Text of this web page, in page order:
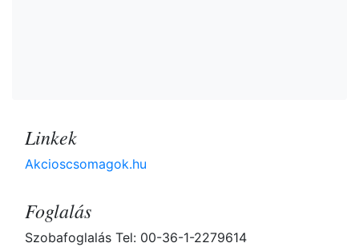
Linkek
Akcioscsomagok.hu
Foglalás
Szobafoglalás Tel: 00-36-1-2279614